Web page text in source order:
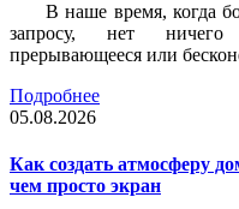
В наше время, когда
запросу, нет
прерывающееся или
Подробнее
05.08.2026
Как создать атмосферу
чем просто экран